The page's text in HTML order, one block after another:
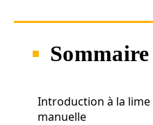
Sommaire
Introduction à la
manuelle